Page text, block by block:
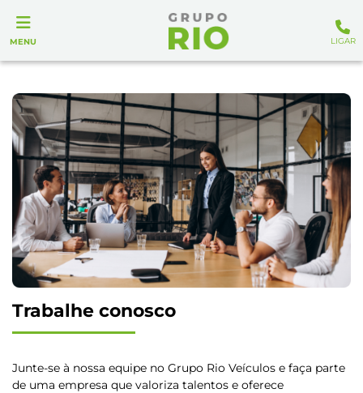
MENU LIGAR
Trabalhe conosco
Junte-se à nossa equipe no Grupo Rio Veículos e faça parte
de uma empresa que valoriza talentos e oferece